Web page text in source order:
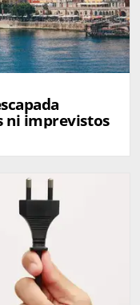
ni imprevistos